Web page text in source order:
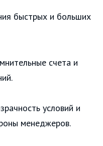
быстрых и больших
счета и
условий и
менеджеров.